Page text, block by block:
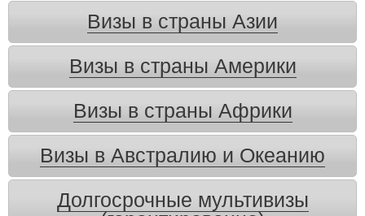
Визы в страны Азии
Визы в страны Америки
Визы в страны Африки
Визы в Австралию и Океанию
Долгосрочные мультивизы